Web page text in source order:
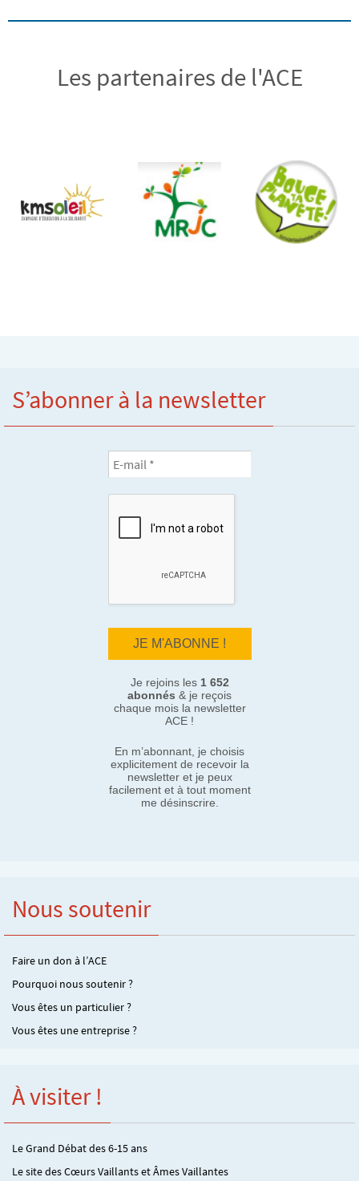
Les partenaires de l'ACE
S’abonner à la newsletter
Je rejoins les 1 652
abonnés & je reçois
chaque mois la newsletter
ACE !
En m’abonnant, je choisis
explicitement de recevoir la
newsletter et je peux
facilement et à tout moment
me désinscrire.
Nous soutenir
Faire un don à l’ACE
Pourquoi nous soutenir ?
Vous êtes un particulier ?
Vous êtes une entreprise ?
À visiter !
Le Grand Débat des 6-15 ans
Le site des Cœurs Vaillants et Âmes Vaillantes